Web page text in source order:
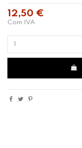
12,50 €
Com IVA